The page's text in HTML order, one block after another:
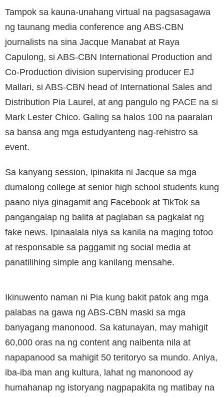
Tampok sa kauna-unahang virtual na pagsasagawa
ng taunang media conference ang ABS-CBN
journalists na sina Jacque Manabat at Raya
Capulong, si ABS-CBN International Production and
Co-Production division supervising producer EJ
Mallari, si ABS-CBN head of International Sales and
Distribution Pia Laurel, at ang pangulo ng PACE na si
Mark Lester Chico. Galing sa halos 100 na paaralan
sa bansa ang mga estudyanteng nag-rehistro sa
event.
Sa kanyang session, ipinakita ni Jacque sa mga
dumalong college at senior high school students kung
paano niya ginagamit ang Facebook at TikTok sa
pangangalap ng balita at paglaban sa pagkalat ng
fake news. Ipinaalala niya sa kanila na maging totoo
at responsable sa paggamit ng social media at
panatilihing simple ang kanilang mensahe.
Ikinuwento naman ni Pia kung bakit patok ang mga
palabas na gawa ng ABS-CBN maski sa mga
banyagang manonood. Sa katunayan, may mahigit
60,000 oras na ng content ang naibenta nila at
napapanood sa mahigit 50 teritoryo sa mundo. Aniya,
iba-iba man ang kultura, lahat ng manonood ay
humahanap ng istoryang nagpapakita ng matibay na